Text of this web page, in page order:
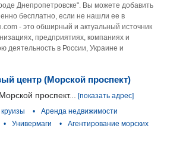
Днепропетровске". Вы можете добавить
бесплатно, если не нашли ее в
- это обширный и актуальный источник
предприятиях, компаниях и
деятельность в России, Украине и
центр (Морской проспект)
Морской проспект...
[показать адрес]
•
Аренда недвижимости
• Универмаги •
Агентирование морских